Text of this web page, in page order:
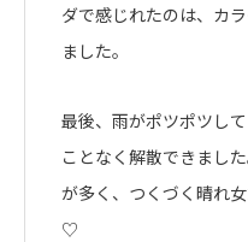
ダで感じれたのは、カ
ました。
最後、雨がポツポツし
ことなく解散できまし
が多く、つくづく晴れ
♡